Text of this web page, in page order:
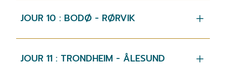
JOUR 10 : BODØ - RØRVIK
JOUR 11 : TRONDHEIM - ÅLESUND